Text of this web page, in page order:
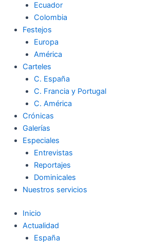
Ecuador
Colombia
Festejos
Europa
América
Carteles
C. España
C. Francia y Portugal
C. América
Crónicas
Galerías
Especiales
Entrevistas
Reportajes
Dominicales
Nuestros servicios
Inicio
Actualidad
España